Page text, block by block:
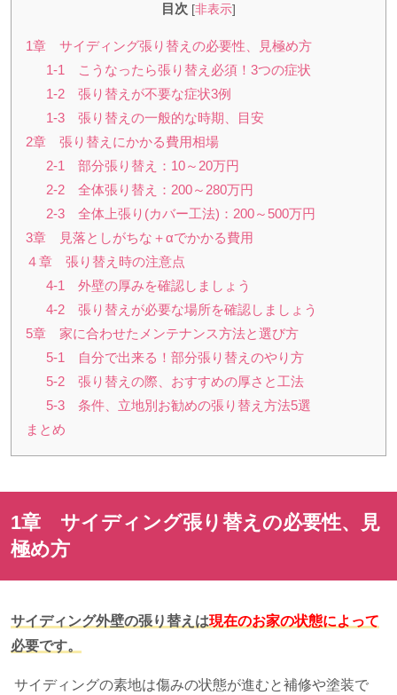
目次 [非表示]
1章 サイディング張り替えの必要性、見極め方
1-1 こうなったら張り替え必須！3つの症状
1-2 張り替えが不要な症状3例
1-3 張り替えの一般的な時期、目安
2章 張り替えにかかる費用相場
2-1 部分張り替え：10～20万円
2-2 全体張り替え：200～280万円
2-3 全体上張り(カバー工法)：200～500万円
3章 見落としがちな＋αでかかる費用
４章 張り替え時の注意点
4-1 外壁の厚みを確認しましょう
4-2 張り替えが必要な場所を確認しましょう
5章 家に合わせたメンテナンス方法と選び方
5-1 自分で出来る！部分張り替えのやり方
5-2 張り替えの際、おすすめの厚さと工法
5-3 条件、立地別お勧めの張り替え方法5選
まとめ
1章 サイディング張り替えの必要性、見
極め方
サイディング外壁の張り替えは現在のお家の状態によって
必要です。
サイディングの素地は傷みの状態が進むと補修や塗装で